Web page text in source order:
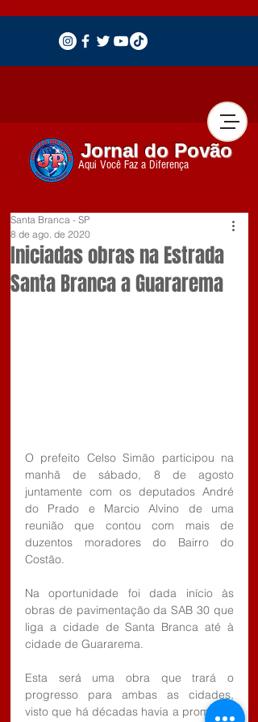
Jornal do Povão
Aqui Você Faz a Diferença
Iniciadas obras na Estrada
Santa Branca a Guararema
Santa Branca - SP
8 de ago. de 2020
O prefeito Celso Simão participou na
manhã de sábado, 8 de agosto
juntamente com os deputados André
do Prado e Marcio Alvino de uma
reunião que contou com mais de
duzentos moradores do Bairro do
Costão.
Na oportunidade foi dada início às
obras de pavimentação da SAB 30 que
liga a cidade de Santa Branca até à
cidade de Guararema.
Esta será uma obra que trará o
progresso para ambas as cidades,
visto que há décadas havia a promessa